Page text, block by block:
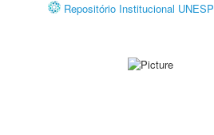
Repositório Institucional UNESP